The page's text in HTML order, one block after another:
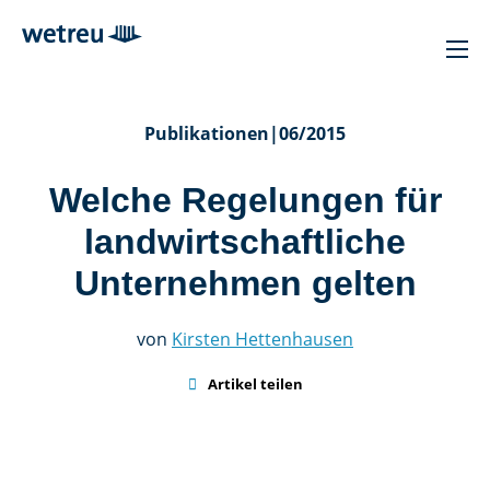
Publikationen|06/2015
Welche Regelungen für
landwirtschaftliche
Unternehmen gelten
von Kirsten Hettenhausen
 Artikel teilen